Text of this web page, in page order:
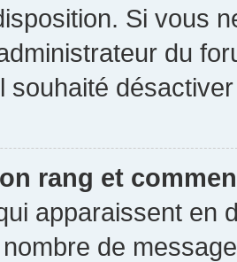
Si vous
du
souhaité
rang et
apparaissent en
de